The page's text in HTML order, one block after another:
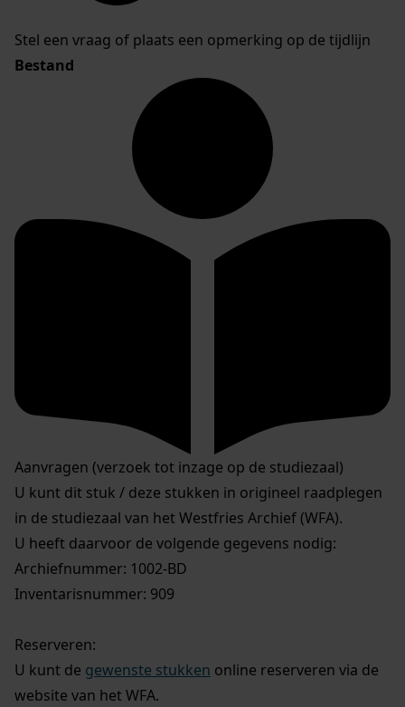
Stel een vraag of plaats een opmerking op de tijdlijn
Bestand
Aanvragen (verzoek tot inzage op de studiezaal)
U kunt dit stuk / deze stukken in origineel raadplegen
in de studiezaal van het Westfries Archief (WFA).
U heeft daarvoor de volgende gegevens nodig:
Archiefnummer: 1002-BD
Inventarisnummer: 909
Reserveren:
U kunt de gewenste stukken online reserveren via de
website van het WFA.